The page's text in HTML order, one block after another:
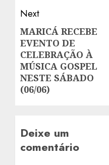
Next
Next
post:
MARICÁ RECEBE
EVENTO DE
CELEBRAÇÃO À
MÚSICA GOSPEL
NESTE SÁBADO
(06/06)
Deixe um
comentário